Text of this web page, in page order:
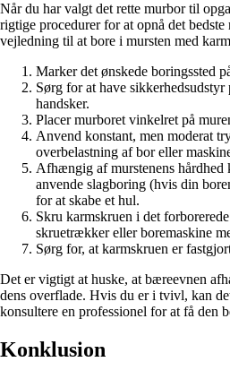
Når du har valgt det rette murbor til
rigtige procedurer for at opnå det
vejledning til at bore i mursten med
Marker det ønskede boringssted
Sørg for at have
handsker.
Placer murboret vinkelret på
Anvend konstant, men moderat
overbelastning af bor eller
Afhængig af murstenens
anvende slagboring (hvis din
for at skabe et hul.
Skru karmskruen i det
skruetrækker eller boremaskine
Sørg for, at karmskruen er
Det er vigtigt at huske, at bæreevnen
dens overflade. Hvis du er i tvivl, kan
konsultere en professionel for at få den
Konklusion